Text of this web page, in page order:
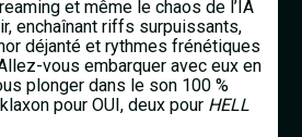
et même le chaos de l’IA
enchaînant riffs surpuissants,
déjanté et rythmes frénétiques
vous embarquer avec eux en
plonger dans le son 100 %
pour OUI, deux pour HELL